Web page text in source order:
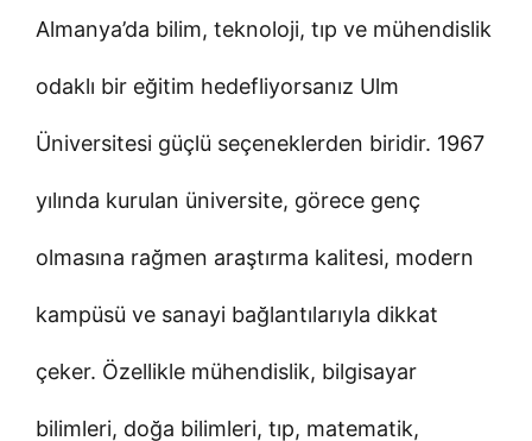
Almanya’da bilim, teknoloji, tıp ve mühendislik
odaklı bir eğitim hedefliyorsanız Ulm
Üniversitesi güçlü seçeneklerden biridir. 1967
yılında kurulan üniversite, görece genç
olmasına rağmen araştırma kalitesi, modern
kampüsü ve sanayi bağlantılarıyla dikkat
çeker. Özellikle mühendislik, bilgisayar
bilimleri, doğa bilimleri, tıp, matematik,